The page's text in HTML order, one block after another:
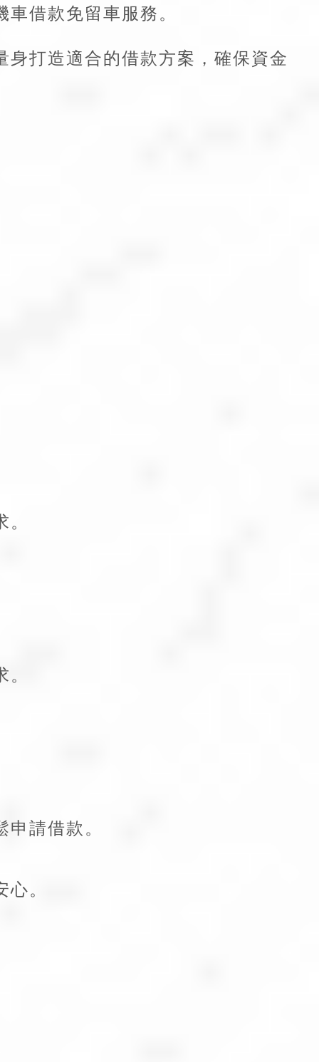
借款免留車服務。
打造適合的借款方案，確保資金
請借款。
。